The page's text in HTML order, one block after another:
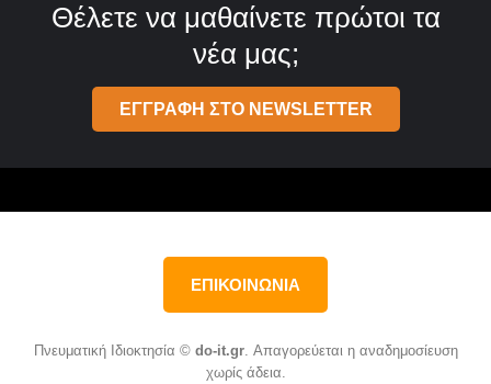
Θέλετε να μαθαίνετε πρώτοι τα
νέα μας;
ΕΓΓΡΑΦΗ ΣΤΟ NEWSLETTER
ΕΠΙΚΟΙΝΩΝΙΑ
Πνευματική Ιδιοκτησία © do-it.gr. Απαγορεύεται η αναδημοσίευση
χωρίς άδεια.